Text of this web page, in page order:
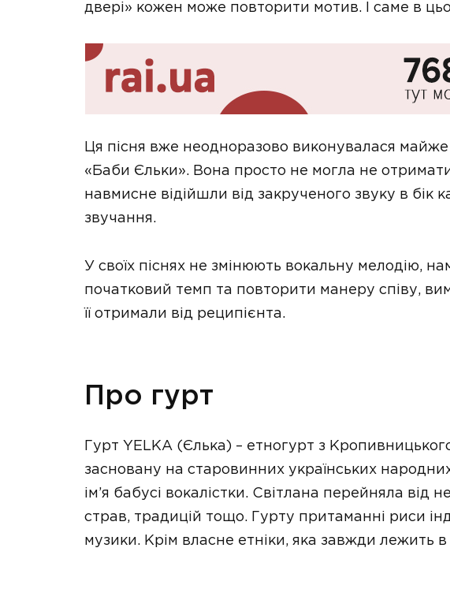
двері» кожен може повторити мотив. І саме в
Ця пісня вже неодноразово виконувалася майже
«Баби Єльки». Вона просто не могла не
навмисне відійшли від закрученого звуку в бік
звучання.
У своїх піснях не змінюють вокальну мелодію,
початковий темп та повторити манеру співу,
її отримали від реципієнта.
Про гурт
Гурт YELKA (Єлька) – етногурт з
засновану на старовинних українських
ім’я бабусі вокалістки. Світлана перейняла від
страв, традицій тощо. Гурту притаманні риси
музики. Крім власне етніки, яка завжди лежить в